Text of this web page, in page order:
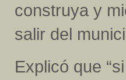
construya y
salir del
Explicó que